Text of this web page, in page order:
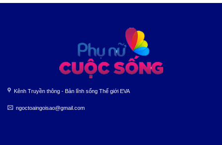
Kênh Truyền thông - Bản lĩnh sống Thế giới EVA
ngoctoaingoisao@gmail.com